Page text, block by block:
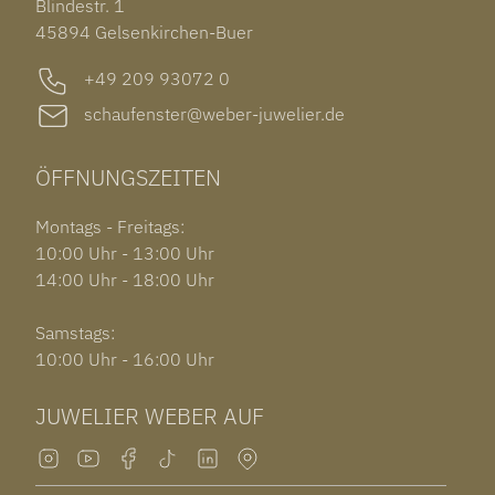
GARMIN VENU 3S
Blindestr. 1
45894 Gelsenkirchen-Buer
+49 209 93072 0
schaufenster@weber-juwelier.de
ÖFFNUNGSZEITEN
Montags - Freitags:
10:00 Uhr - 13:00 Uhr
14:00 Uhr - 18:00 Uhr
Samstags:
10:00 Uhr - 16:00 Uhr
JUWELIER WEBER AUF